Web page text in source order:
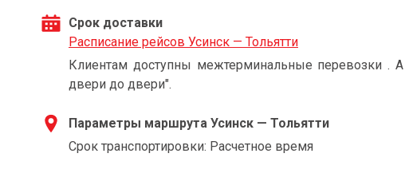
Срок доставки
Расписание рейсов Усинск — Тольятти
Клиентам доступны межтерминальные перевозки . А
двери до двери".
Параметры маршрута Усинск — Тольятти
Срок транспортировки: Расчетное время